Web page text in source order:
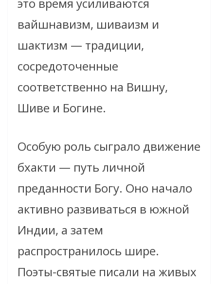
это время усиливаются
вайшнавизм, шиваизм и
шактизм — традиции,
сосредоточенные
соответственно на Вишну,
Шиве и Богине.
Особую роль сыграло движение
бхакти — путь личной
преданности Богу. Оно начало
активно развиваться в южной
Индии, а затем
распространилось шире.
Поэты-святые писали на живых